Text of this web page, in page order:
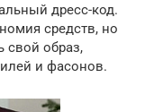
дресс-код.
средств, но
свой образ,
и фасонов.